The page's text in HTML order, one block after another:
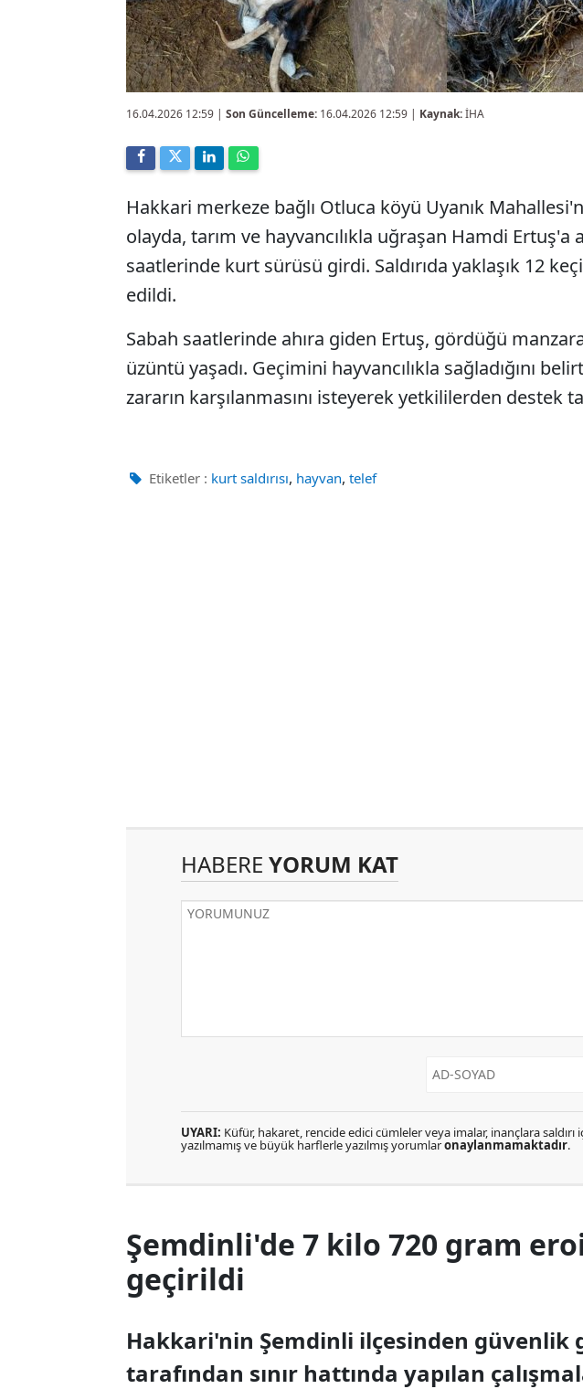
16.04.2026 12:59 | Son Güncelleme: 16.04.2026 12:59 | Kaynak:İHA
Hakkari merkeze bağlı Otluca köyü Uyanık
olayda, tarım ve hayvancılıkla uğraşan Hamdi Ertuş'a
saatlerinde kurt sürüsü girdi. Saldırıda yaklaşık 12
edildi.
Sabah saatlerinde ahıra giden Ertuş, gördüğü
üzüntü yaşadı. Geçimini hayvancılıkla sağladığını
zararın karşılanmasını isteyerek yetkililerden destek
Etiketler : kurt saldırısı, hayvan, telef
HABERE YORUM KAT
UYARI: Küfür, hakaret, rencide edici cümleler veya imalar, inançlara saldırı
yazılmamış ve büyük harflerle yazılmış yorumlaronaylanmamaktadır.
Şemdinli'de 7 kilo 720 gram
geçirildi
Hakkari'nin Şemdinli ilçesinden güvenlik
tarafından sınır hattında yapılan